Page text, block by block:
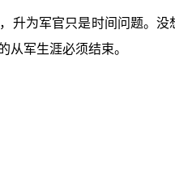
升为军官只是时间问题。没
军生涯必须结束。